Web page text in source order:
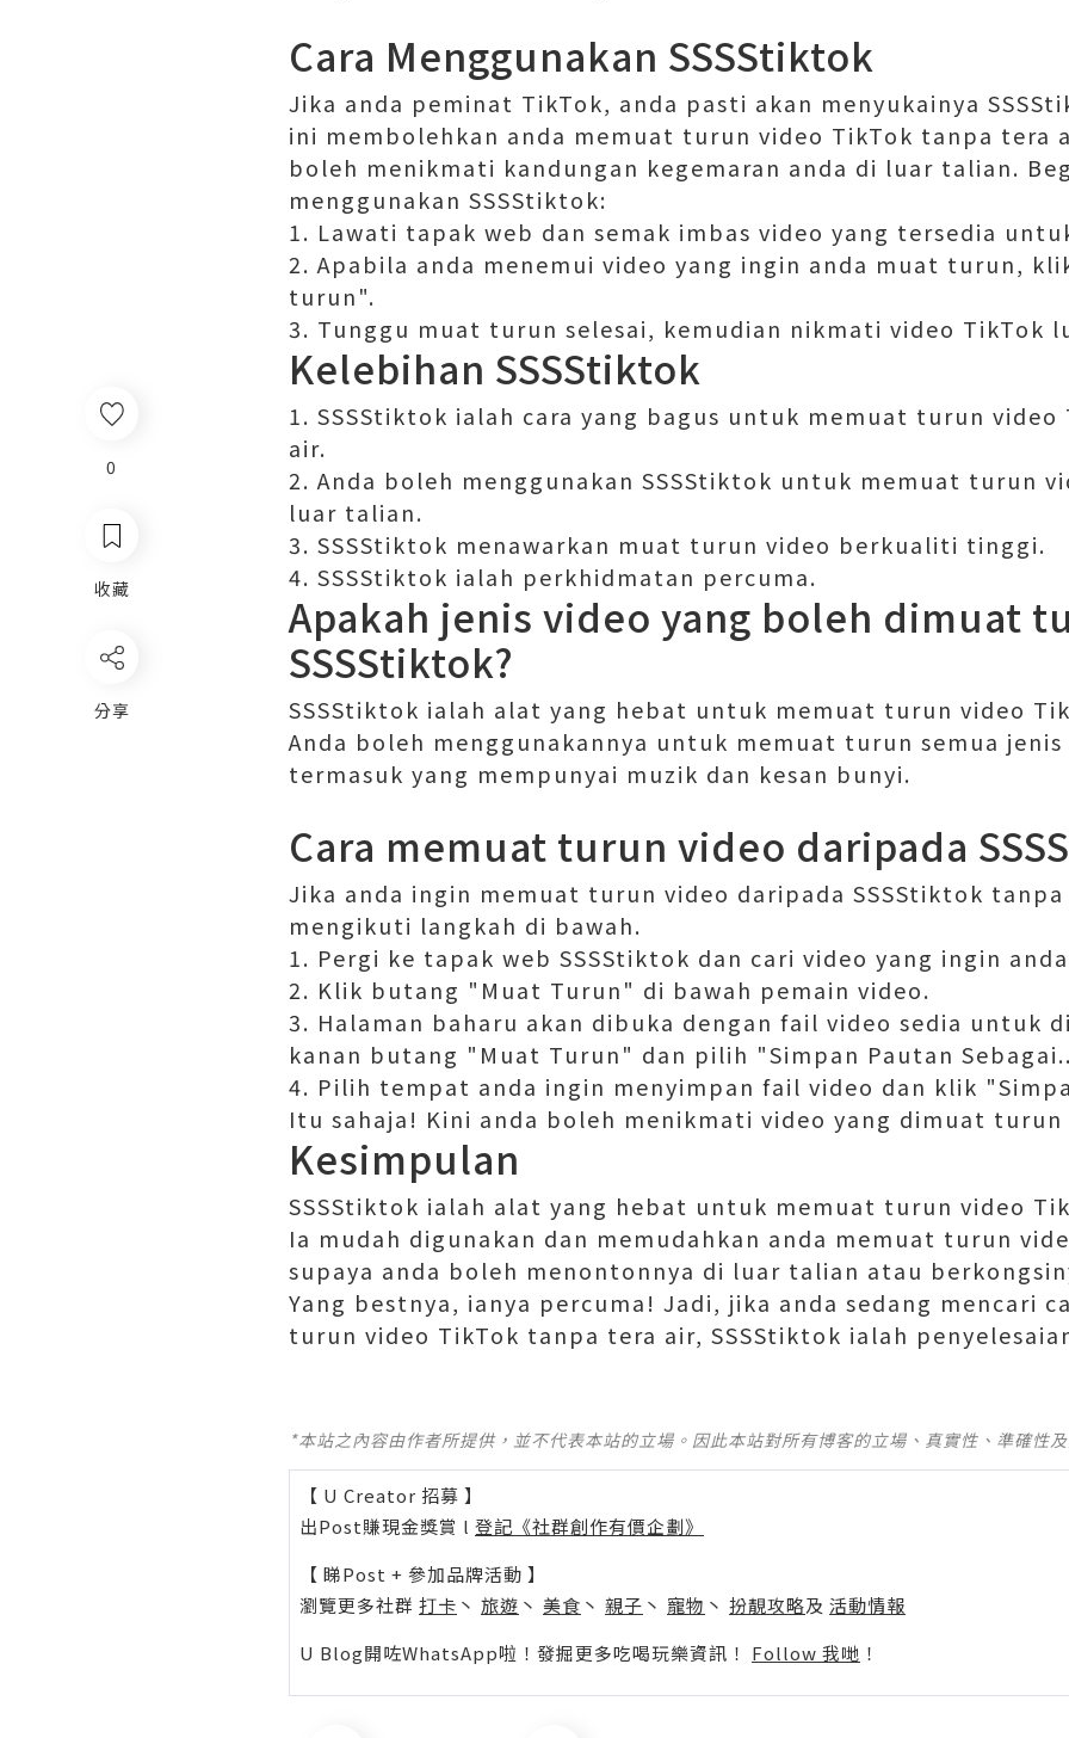
0
收藏
分享
Cara Menggunakan SSSStiktok
Jika anda peminat TikTok, anda pasti akan menyukainya
ini membolehkan anda memuat turun video TikTok tanpa tera
boleh menikmati kandungan kegemaran anda di luar talian.
menggunakan SSSStiktok:
1. Lawati tapak web dan semak imbas video yang tersedia
2. Apabila anda menemui video yang ingin anda muat turun,
turun".
3. Tunggu muat turun selesai, kemudian nikmati video TikTok
Kelebihan SSSStiktok
1. SSSStiktok ialah cara yang bagus untuk memuat turun
air.
2. Anda boleh menggunakan SSSStiktok untuk memuat turun
luar talian.
3. SSSStiktok menawarkan muat turun video berkualiti tinggi.
4. SSSStiktok ialah perkhidmatan percuma.
Apakah jenis video yang boleh dimuat
SSSStiktok?
SSSStiktok ialah alat yang hebat untuk memuat turun video
Anda boleh menggunakannya untuk memuat turun semua
termasuk yang mempunyai muzik dan kesan bunyi.
Cara memuat turun video daripada
Jika anda ingin memuat turun video daripada SSSStiktok
mengikuti langkah di bawah.
1. Pergi ke tapak web SSSStiktok dan cari video yang ingin
2. Klik butang "Muat Turun" di bawah pemain video.
3. Halaman baharu akan dibuka dengan fail video sedia untuk
kanan butang "Muat Turun" dan pilih "Simpan Pautan
4. Pilih tempat anda ingin menyimpan fail video dan klik
Itu sahaja! Kini anda boleh menikmati video yang dimuat
Kesimpulan
SSSStiktok ialah alat yang hebat untuk memuat turun video
Ia mudah digunakan dan memudahkan anda memuat turun
supaya anda boleh menontonnya di luar talian atau
Yang bestnya, ianya percuma! Jadi, jika anda sedang mencari
turun video TikTok tanpa tera air, SSSStiktok ialah
*本站之內容由作者所提供，並不代表本站的立場。因此本站對所有博客的立場、真實性、準確性
【 U Creator 招募 】
出Post賺現金獎賞 l 登記《社群創作有價企劃》
【 睇Post + 參加品牌活動 】
瀏覽更多社群 打卡 丶 旅遊 丶 美食 丶 親子 丶 寵物 丶 扮靚攻略及 活動情報
U Blog開咗WhatsApp啦！發掘更多吃喝玩樂資訊！ Follow 我哋 ！